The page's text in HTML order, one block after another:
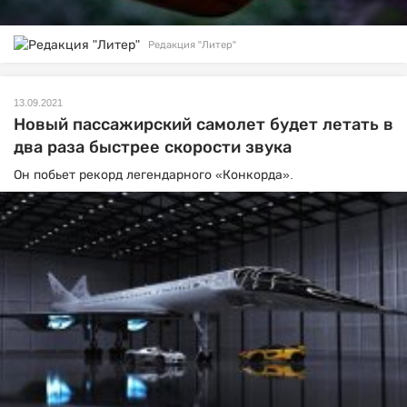
Редакция "Литер"
13.09.2021
Новый пассажирский самолет будет летать в
два раза быстрее скорости звука
Он побьет рекорд легендарного «Конкорда».